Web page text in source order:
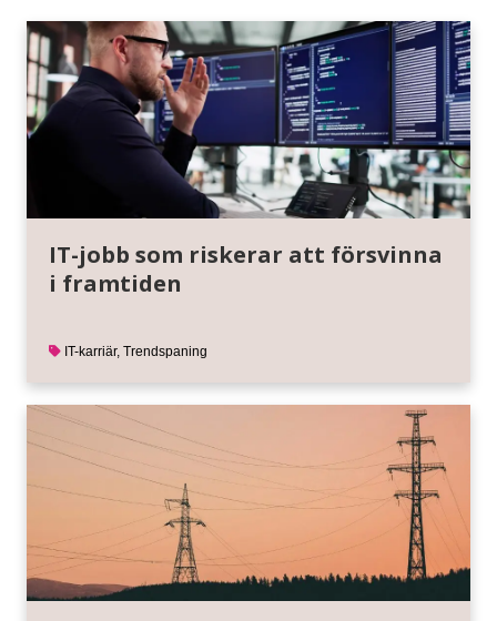
IT-jobb som riskerar att försvinna
i framtiden
IT-karriär, Trendspaning